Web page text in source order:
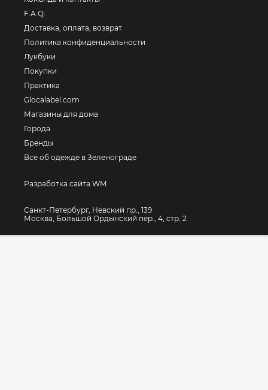
F.A.Q.
Доставка, оплата, возврат
Политика конфиденциальности
Лукбуки
Покупки
Практика
Glocalabel.com
Магазины для дома
Города
Бренды
Все об одежде в Зеленограде
Разработка сайта WM
Санкт-Петербург, Невский пр., 139
Москва, Большой Ордынский пер., 4, стр. 2